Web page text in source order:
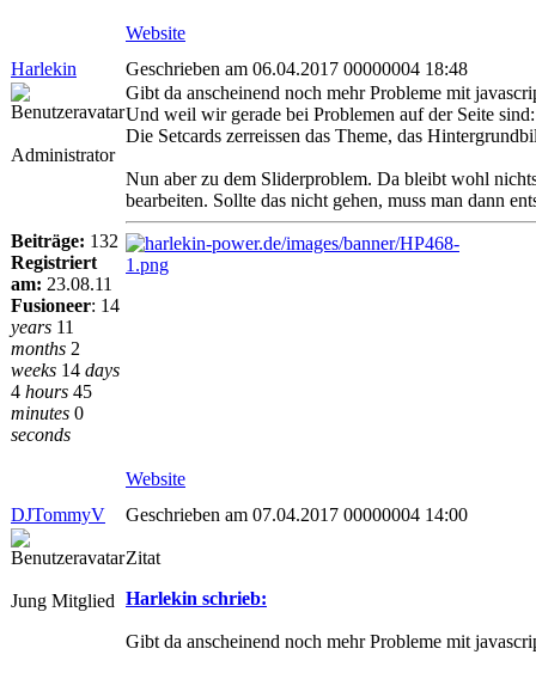
Website
Harlekin
Geschrieben am 06.04.2017 00000004 18:48
Administrator
Beiträge: 132
Registriert
am: 23.08.11
Fusioneer: 14
years 11
months 2
weeks 14 days
4 hours 45
minutes 0
seconds
Gibt da anscheinend noch mehr Probleme mit
Und weil wir gerade bei Problemen auf der Seite sind:
Die Setcards zerreissen das Theme, das
Nun aber zu dem Sliderproblem. Da bleibt wohl
bearbeiten. Sollte das nicht gehen, muss man dann
Website
DJTommyV
Geschrieben am 07.04.2017 00000004 14:00
Jung Mitglied
Zitat
Harlekin schrieb:
Gibt da anscheinend noch mehr Probleme mit